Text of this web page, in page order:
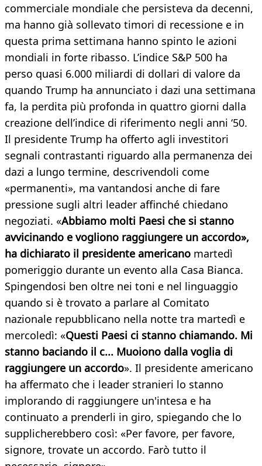
commerciale mondiale che persisteva da decenni,
ma hanno già sollevato timori di recessione e in
questa prima settimana hanno spinto le azioni
mondiali in forte ribasso. L’indice S&P 500 ha
perso quasi 6.000 miliardi di dollari di valore da
quando Trump ha annunciato i dazi una settimana
fa, la perdita più profonda in quattro giorni dalla
creazione dell’indice di riferimento negli anni ‘50.
Il presidente Trump ha offerto agli investitori
segnali contrastanti riguardo alla permanenza dei
dazi a lungo termine, descrivendoli come
«permanenti», ma vantandosi anche di fare
pressione sugli altri leader affinché chiedano
negoziati. «Abbiamo molti Paesi che si stanno
avvicinando e vogliono raggiungere un accordo»,
ha dichiarato il presidente americano martedì
pomeriggio durante un evento alla Casa Bianca.
Spingendosi ben oltre nei toni e nel linguaggio
quando si è trovato a parlare al Comitato
nazionale repubblicano nella notte tra martedì e
mercoledì: «Questi Paesi ci stanno chiamando. Mi
stanno baciando il c... Muoiono dalla voglia di
raggiungere un accordo». Il presidente americano
ha affermato che i leader stranieri lo stanno
implorando di raggiungere un'intesa e ha
continuato a prenderli in giro, spiegando che lo
supplicherebbero così: «Per favore, per favore,
signore, trovate un accordo. Farò tutto il